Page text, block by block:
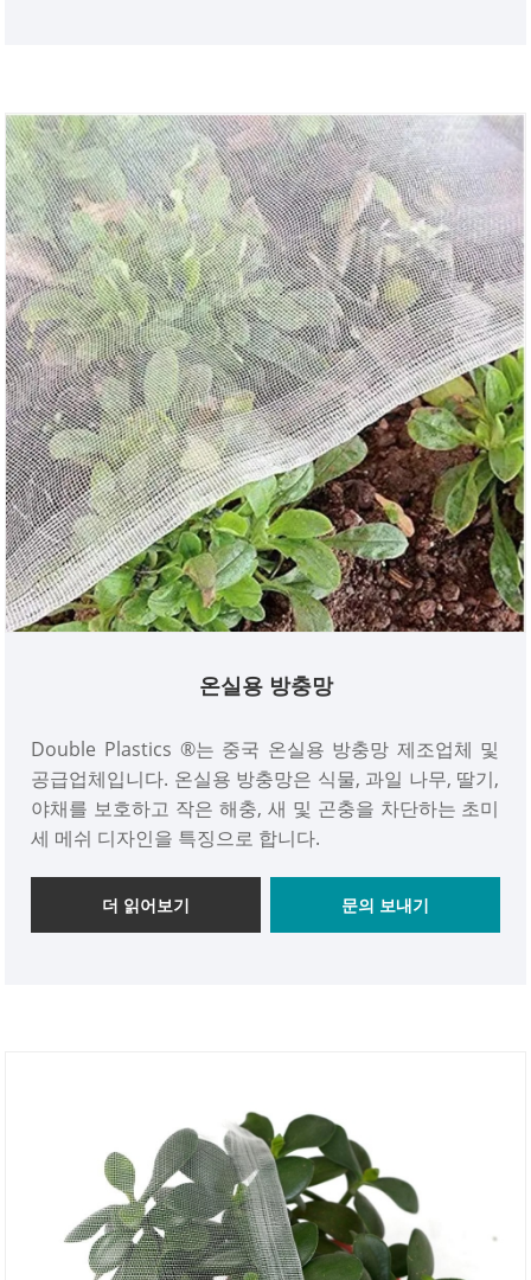
온실용 방충망
Double Plastics ®는 중국 온실용 방충망 제조업체 및
공급업체입니다. 온실용 방충망은 식물, 과일 나무, 딸기,
야채를 보호하고 작은 해충, 새 및 곤충을 차단하는 초미
세 메쉬 디자인을 특징으로 합니다.
더 읽어보기 문의 보내기